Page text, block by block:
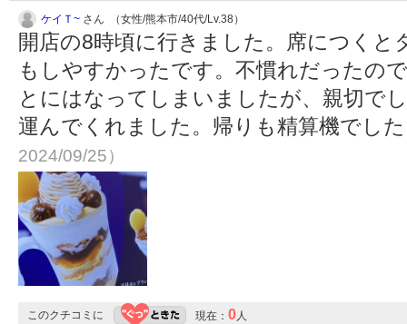
ケイＴ~ さん （女性/熊本市/40代/Lv.38）
開店の8時頃に行きました。席につくと
もしやすかったです。不慣れだったの
とにはなってしまいましたが、親切で
運んでくれました。帰りも精算機でし
2024/09/25）
このクチコミに 現在： 0人